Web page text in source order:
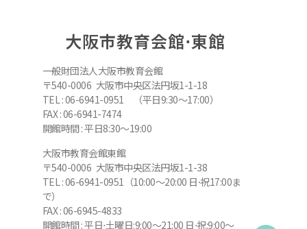
大阪市教育会館⋅東館
一般財団法人大阪市教育会館
〒540-0006 大阪市中央区法円坂1-1-18
TEL : 06-6941-0951 （平日9:30～17:00）
FAX : 06-6941-7474
開館時間 : 平日8:30～19:00
大阪市教育会館東館
〒540-0006 大阪市中央区法円坂1-1-38
TEL : 06-6941-0951（10:00～20:00 日⋅祝17:00ま
で）
FAX : 06-6945-4833
開館時間 : 平日⋅土曜日:9:00～21:00 日⋅祝:9:00～